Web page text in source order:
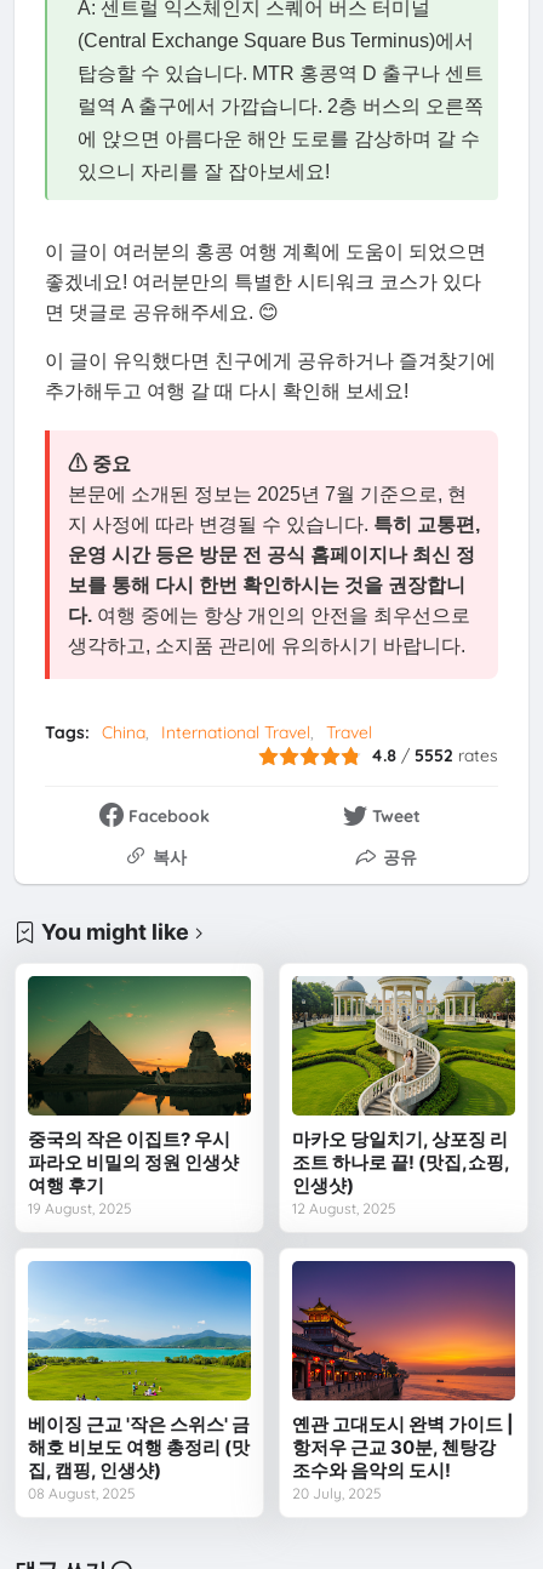
A: 센트럴 익스체인지 스퀘어 버스 터미널
(Central Exchange Square Bus Terminus)에서
탑승할 수 있습니다. MTR 홍콩역 D 출구나 센트
럴역 A 출구에서 가깝습니다. 2층 버스의 오른쪽
에 앉으면 아름다운 해안 도로를 감상하며 갈 수
있으니 자리를 잘 잡아보세요!
이 글이 여러분의 홍콩 여행 계획에 도움이 되었으면
좋겠네요! 여러분만의 특별한 시티워크 코스가 있다
면 댓글로 공유해주세요. 😊
이 글이 유익했다면 친구에게 공유하거나 즐겨찾기에
추가해두고 여행 갈 때 다시 확인해 보세요!
⚠ 중요
본문에 소개된 정보는 2025년 7월 기준으로, 현
지 사정에 따라 변경될 수 있습니다. 특히 교통편,
운영 시간 등은 방문 전 공식 홈페이지나 최신 정
보를 통해 다시 한번 확인하시는 것을 권장합니
다.여행 중에는 항상 개인의 안전을 최우선으로
생각하고, 소지품 관리에 유의하시기 바랍니다.
Tags: China International Travel
Travel
4.8 /5552 rates
Facebook
Tweet
복사
공유
You might like
중국의 작은 이집트? 우시
파라오 비밀의 정원 인생샷
여행 후기
19 August, 2025
마카오 당일치기, 상포징 리
조트 하나로 끝! (맛집,쇼핑,
인생샷)
12 August, 2025
베이징 근교 '작은 스위스' 금
해호 비보도 여행 총정리 (맛
집, 캠핑, 인생샷)
08 August, 2025
옌관 고대도시 완벽 가이드 |
항저우 근교 30분, 첸탕강
조수와 음악의 도시!
20 July, 2025